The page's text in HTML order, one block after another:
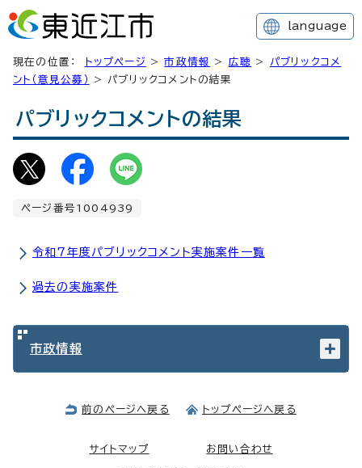
language
現在の位置： トップページ >市政情報 > 広聴 > パブリックコメ
ント（意見公募）
> パブリックコメントの結果
パブリックコメントの結果
ページ番号1004939
令和7年度パブリックコメント実施案件一覧
過去の実施案件
市政情報
前のページへ戻る トップページへ戻る
サイトマップ お問い合わせ